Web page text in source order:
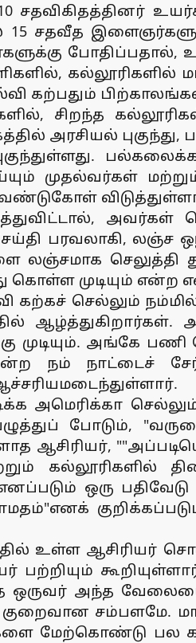
சதவிகிதத்தினர்
சதவீத இளைஞர்களும்
போதிப்பதால்,
கல்லூரிகளில்
கற்பதும்
சிறந்த
அரசியல்
முதல்வர்கள்
பரவலாகி, லஞ்ச
லஞ்சமாக
கொள்ள முடியும் என்ற
கற்கச் செல்லும்
முடியும். அங்கே
நம் நாட்டைச்
அமெரிக்கா
போடும்,
ஆசிரியர்,
கல்லூரிகளில்
ஒரு பதிவேடு
உள்ள ஆசிரியர்
பற்றியும்
ஒருவர் அந்த
குறைவான சம்பளமே.
மேற்கொண்டு பல